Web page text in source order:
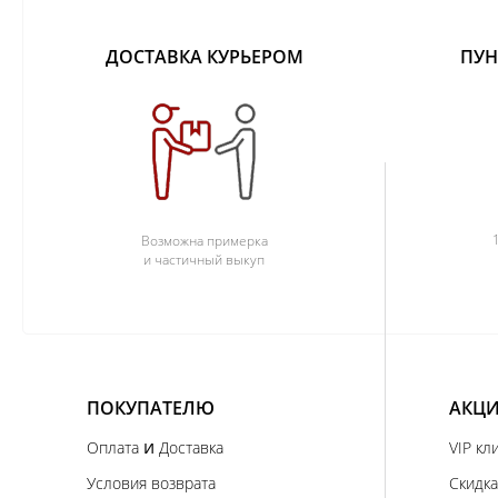
ДОСТАВКА КУРЬЕРОМ
Возможна примерка
и частичный выкуп
ПОКУПАТЕЛЮ
Оплата и Доставка
Условия возврата
VIP